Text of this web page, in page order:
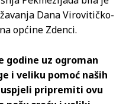
Dana Virovitičko-
općine Zdenci.
godine uz ogroman
i veliku pomoć naših
pripremiti ovu